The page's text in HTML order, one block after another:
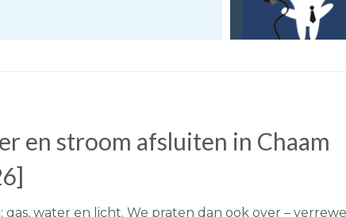
en stroom afsluiten in Chaam
water en licht. We praten dan ook over –